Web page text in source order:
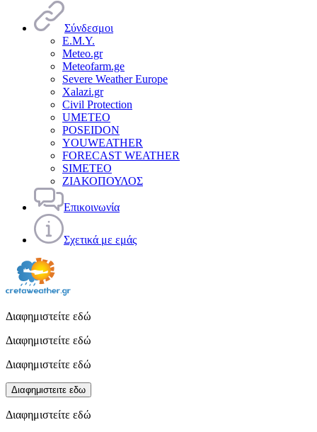
Σύνδεσμοι
Ε.Μ.Υ.
Meteo.gr
Meteofarm.ge
Severe Weather Europe
Xalazi.gr
Civil Protection
UMETEO
POSEIDON
YOUWEATHER
FORECAST WEATHER
SIMETEO
ΖΙΑΚΟΠΟΥΛΟΣ
Επικοινωνία
Σχετικά με εμάς
Διαφημιστείτε εδώ
Διαφημιστείτε εδώ
Διαφημιστείτε εδώ
Διαφημιστειτε εδω
Διαφημιστείτε εδώ